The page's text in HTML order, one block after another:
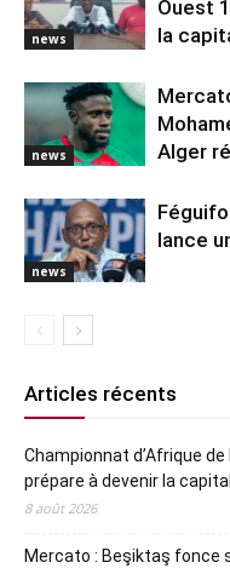
news
Ouest
la
news
Alger
news
lance
Articles récents
Championnat d’Afrique
prépare à devenir la
8 août 2026
Mercato : Beşiktaş fonce